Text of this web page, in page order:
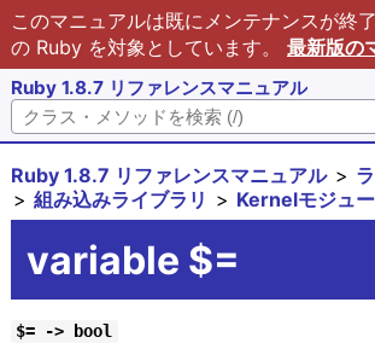
このマニュアルは既にメンテナンスが終
の Ruby を対象としています。 最新版の
Ruby 1.8.7 リファレンスマニュアル
Ruby 1.8.7 リファレンスマニュアル
組み込みライブラリ
Kernelモジュ
variable $=
$= -> bool